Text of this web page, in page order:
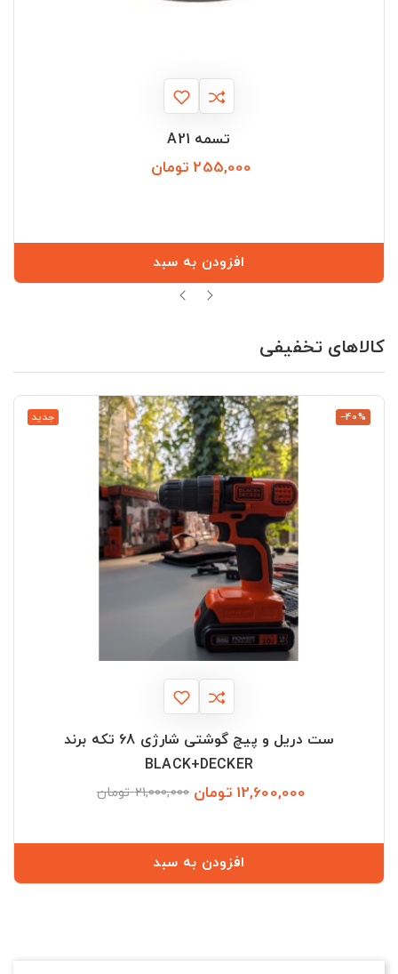
تسمه A21
255,000 تومان
افزودن به سبد
کالاهای تخفیفی
جدید ‎−40%
ست دریل و پیچ گوشتی شارژی 68 تکه برند
BLACK+DECKER
12,600,000 تومان 21,000,000 تومان
افزودن به سبد